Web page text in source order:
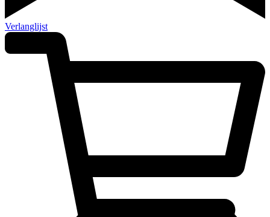
Verlanglijst